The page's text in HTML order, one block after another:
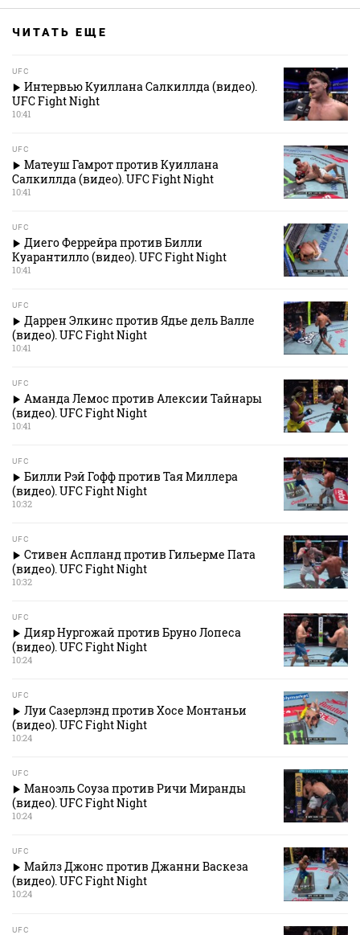
ЧИТАТЬ ЕЩЕ
UFC
Интервью Куиллана Салкиллда (видео).
UFC Fight Night
10:41
UFC
Матеуш Гамрот против Куиллана
Салкиллда (видео). UFC Fight Night
10:41
UFC
Диего Феррейра против Билли
Куарантилло (видео). UFC Fight Night
10:41
UFC
Даррен Элкинс против Ядье дель Валле
(видео). UFC Fight Night
10:41
UFC
Аманда Лемос против Алексии Тайнары
(видео). UFC Fight Night
10:41
UFC
Билли Рэй Гофф против Тая Миллера
(видео). UFC Fight Night
10:32
UFC
Стивен Аспланд против Гильерме Пата
(видео). UFC Fight Night
10:32
UFC
Дияр Нургожай против Бруно Лопеса
(видео). UFC Fight Night
10:24
UFC
Луи Сазерлэнд против Хосе Монтаньи
(видео). UFC Fight Night
10:24
UFC
Маноэль Соуза против Ричи Миранды
(видео). UFC Fight Night
10:24
UFC
Майлз Джонс против Джанни Васкеза
(видео). UFC Fight Night
10:24
UFC